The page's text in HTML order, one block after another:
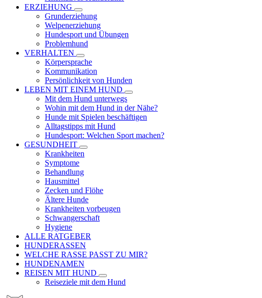
ERZIEHUNG
Grunderziehung
Welpenerziehung
Hundesport und Übungen
Problemhund
VERHALTEN
Körpersprache
Kommunikation
Persönlichkeit von Hunden
LEBEN MIT EINEM HUND
Mit dem Hund unterwegs
Wohin mit dem Hund in der Nähe?
Hunde mit Spielen beschäftigen
Alltagstipps mit Hund
Hundesport: Welchen Sport machen?
GESUNDHEIT
Krankheiten
Symptome
Behandlung
Hausmittel
Zecken und Flöhe
Ältere Hunde
Krankheiten vorbeugen
Schwangerschaft
Hygiene
ALLE RATGEBER
HUNDERASSEN
WELCHE RASSE PASST ZU MIR?
HUNDENAMEN
REISEN MIT HUND
Reiseziele mit dem Hund